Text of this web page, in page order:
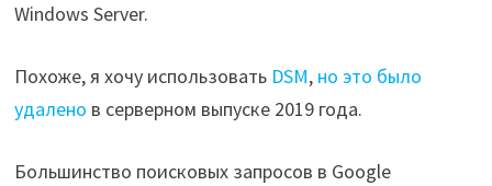
Windows Server.
Похоже, я хочу использовать DSM, но это было
удалено в серверном выпуске 2019 года.
Большинство поисковых запросов в Google